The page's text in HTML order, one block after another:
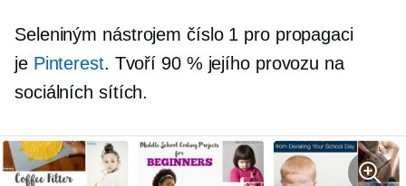
Seleniným nástrojem číslo 1 pro propagaci
je Pinterest. Tvoří 90 % jejího provozu na
sociálních sítích.